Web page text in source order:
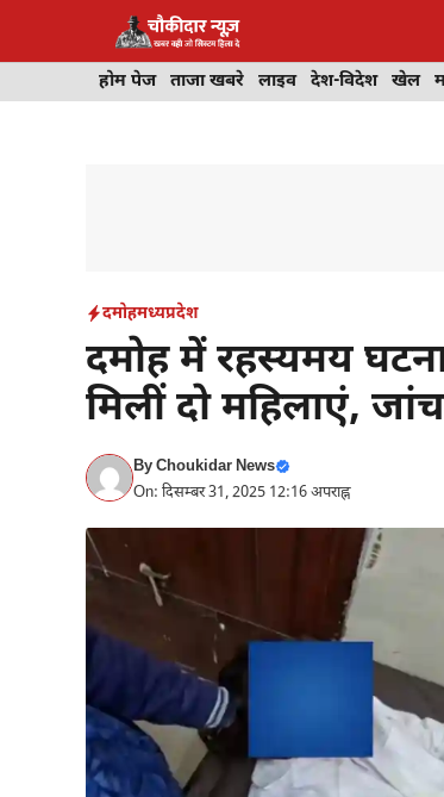
होम पेज ताजा खबरे लाइव देश-विदेश खेल
दमोहमध्यप्रदेश
दमोह में रहस्यमय
मिलीं दो महिलाएं,
ByChoukidar News
On: दिसम्बर 31, 2025 12:16 अपराह्न